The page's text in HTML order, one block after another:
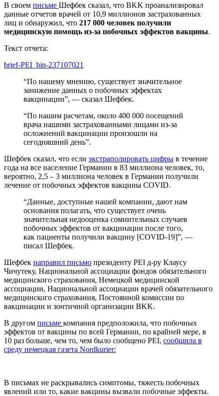
В своем письме Шефбек сказал, что BKK проанализировал
данные отчетов врачей от 10,9 миллионов застрахованных
лиц и обнаружил, что 217 000 человек получили
медицинскую помощь из-за побочных эффектов вакцины.
Текст отчета:
brief-PEI_bin-237107021
“По нашему мнению, существует значительное
занижение данных о побочных эффектах
вакцинации”, — сказал Шефбек.
“По нашим расчетам, около 400 000 посещений
врача нашими застрахованными лицами из-за
осложнений вакцинации произошли на
сегодняшний день”.
Шефбек сказал, что если экстраполировать цифры в течение
года на все население Германии в 83 миллиона человек, то,
вероятно, 2,5 – 3 миллиона человек в Германии получили
лечение от побочных эффектов вакцины COVID.
“Данные, доступные нашей компании, дают нам
основания полагать, что существует очень
значительная недооценка сомнительных случаев
побочных эффектов от вакцинации после того,
как пациенты получили вакцину [COVID-19]”, —
писал Шефбек.
Шефбек направил письмо президенту PEI д-ру Клаусу
Чичутеку, Национальной ассоциации фондов обязательного
медицинского страхования, Немецкой медицинской
ассоциации, Национальной ассоциации врачей обязательного
медицинского страхования, Постоянной комиссии по
вакцинации и зонтичной организации BKK.
В другом письме компания предположила, что побочных
эффектов от вакцины по всей Германии, по крайней мере, в
10 раз больше, чем то, чем было сообщено PEI, сообщила в
среду немецкая газета Nordkurier:
В письмах не раскрывались симптомы, тяжесть побочных
явлений или то, какие вакцины вызвали побочные эффекты.